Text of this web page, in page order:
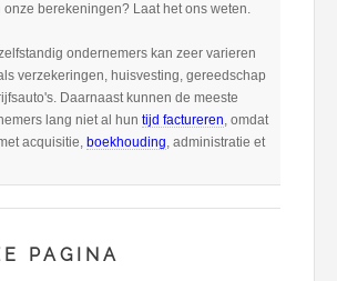
berekeningen? Laat het ons weten.
ondernemers kan zeer varieren
verzekeringen, huisvesting, gereedschap
Daarnaast kunnen de meeste
lang niet al hun tijd factureren , omdat
acquisitie, boekhouding , administratie et
PAGINA